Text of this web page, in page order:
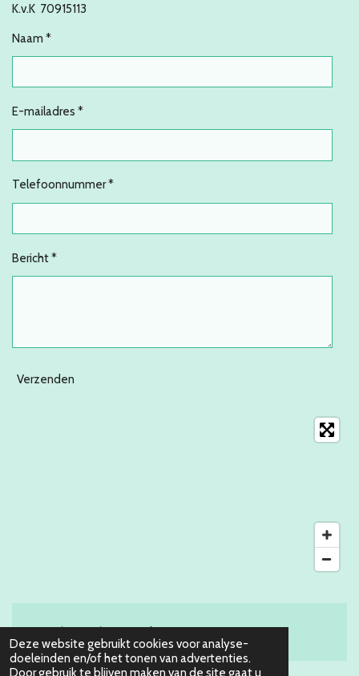
Deze website gebruikt cookies voor analyse-
doeleinden en/of het tonen van advertenties.
Door gebruik te blijven maken van de site gaat u
K.v.K 70915113
Naam *
E-mailadres *
Telefoonnummer *
Bericht *
Verzenden
© 2016 - 2026 Partyverhuur 070